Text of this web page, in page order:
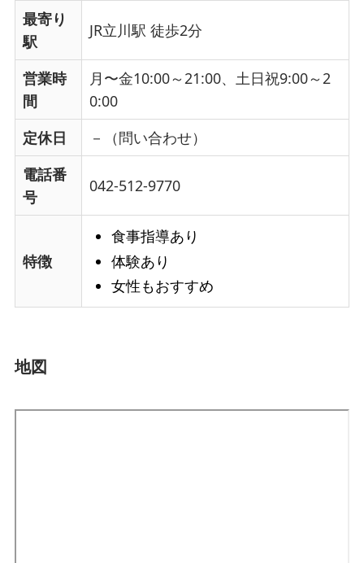
最寄り
駅
JR立川駅 徒歩2分
営業時
間
月〜金10:00～21:00、土日祝9:00～2
0:00
定休日
－（問い合わせ）
電話番
号
042-512-9770
特徴
食事指導あり
体験あり
女性もおすすめ
地図